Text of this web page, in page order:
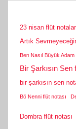
23 nisan flüt
Artık
Ben Nasıl Büyük
Bir Şarkısın Sen
bir şarkısın sen
Bö Nenni flüt notası
Dombra flüt notası